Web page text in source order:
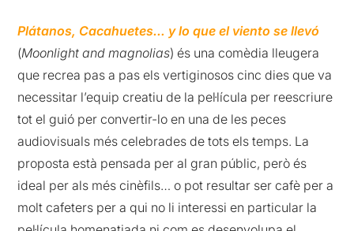
Plátanos, Cacahuetes… y lo que el viento se llevó
(Moonlight and magnolias) és una comèdia lleugera
que recrea pas a pas els vertiginosos cinc dies que va
necessitar l’equip creatiu de la pel·lícula per reescriure
tot el guió per convertir-lo en una de les peces
audiovisuals més celebrades de tots els temps. La
proposta està pensada per al gran públic, però és
ideal per als més cinèfils… o pot resultar ser cafè per a
molt cafeters per a qui no li interessi en particular la